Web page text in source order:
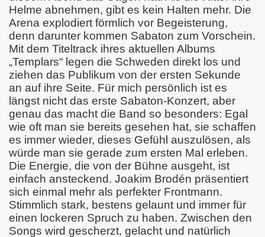
Helme abnehmen, gibt es kein Halten mehr. Die
Arena explodiert förmlich vor Begeisterung,
denn darunter kommen Sabaton zum Vorschein.
Mit dem Titeltrack ihres aktuellen Albums
„Templars“ legen die Schweden direkt los und
ziehen das Publikum von der ersten Sekunde
an auf ihre Seite. Für mich persönlich ist es
längst nicht das erste Sabaton-Konzert, aber
genau das macht die Band so besonders: Egal
wie oft man sie bereits gesehen hat, sie schaffen
es immer wieder, dieses Gefühl auszulösen, als
würde man sie gerade zum ersten Mal erleben.
Die Energie, die von der Bühne ausgeht, ist
einfach ansteckend. Joakim Brodén präsentiert
sich einmal mehr als perfekter Frontmann.
Stimmlich stark, bestens gelaunt und immer für
einen lockeren Spruch zu haben. Zwischen den
Songs wird gescherzt, gelacht und natürlich